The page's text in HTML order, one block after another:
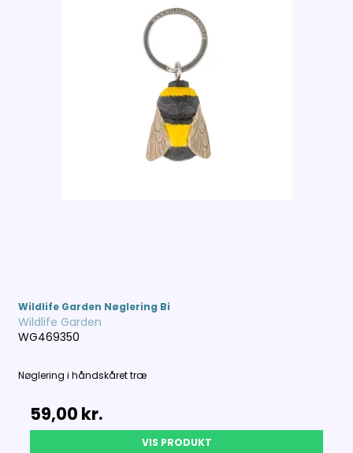
Wildlife Garden Nøglering Bi
Wildlife Garden
WG469350
Nøglering i håndskåret træ
59,00 kr.
VIS PRODUKT